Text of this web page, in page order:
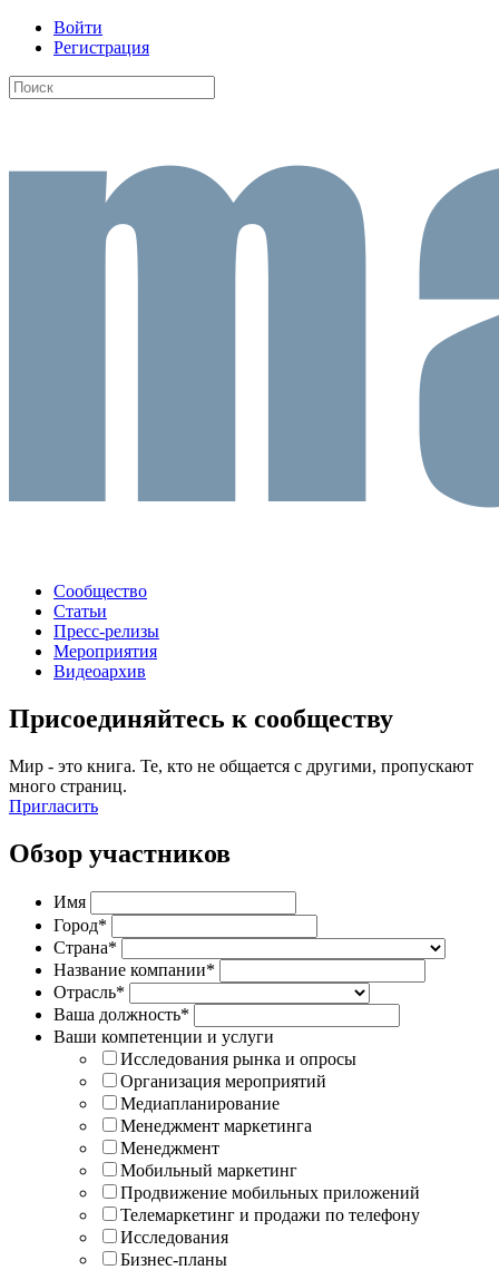
Войти
Регистрация
Сообщество
Статьи
Пресс-релизы
Мероприятия
Видеоархив
Присоединяйтесь к сообществу
Мир - это книга. Те, кто не общается с другими, пропускают
много страниц.
Пригласить
Обзор участников
Имя
Город*
Страна*
Название компании*
Отрасль*
Ваша должность*
Ваши компетенции и услуги
Исследования рынка и опросы
Организация мероприятий
Медиапланирование
Менеджмент маркетинга
Менеджмент
Мобильный маркетинг
Продвижение мобильных приложений
Телемаркетинг и продажи по телефону
Исследования
Бизнес-планы